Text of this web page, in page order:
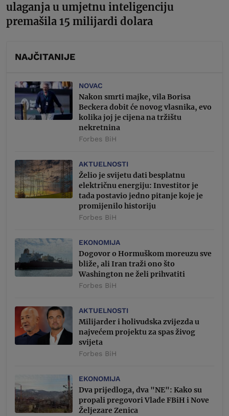
ulaganja u umjetnu inteligenciju
premašila 15 milijardi dolara
NAJČITANIJE
NOVAC
Nakon smrti majke, vila Borisa
Beckera dobit će novog vlasnika, evo
kolika joj je cijena na tržištu
nekretnina
Forbes BiH
AKTUELNOSTI
Želio je svijetu dati besplatnu
električnu energiju: Investitor je
tada postavio jedno pitanje koje je
promijenilo historiju
Forbes BiH
EKONOMIJA
Dogovor o Hormuškom moreuzu sve
bliže, ali Iran traži ono što
Washington ne želi prihvatiti
Forbes BiH
AKTUELNOSTI
Milijarder i holivudska zvijezda u
najvećem projektu za spas živog
svijeta
Forbes BiH
EKONOMIJA
Dva prijedloga, dva "NE": Kako su
propali pregovori Vlade FBiH i Nove
Željezare Zenica